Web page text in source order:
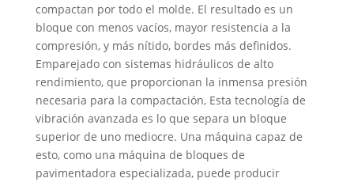
compactan por todo el molde. El resultado es un
bloque con menos vacíos, mayor resistencia a la
compresión, y más nítido, bordes más definidos.
Emparejado con sistemas hidráulicos de alto
rendimiento, que proporcionan la inmensa presión
necesaria para la compactación, Esta tecnología de
vibración avanzada es lo que separa un bloque
superior de uno mediocre. Una máquina capaz de
esto, como una máquina de bloques de
pavimentadora especializada, puede producir